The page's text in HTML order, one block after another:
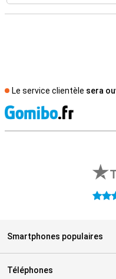
Le service clientèle sera
4.6
Smartphones populaires
Téléphones